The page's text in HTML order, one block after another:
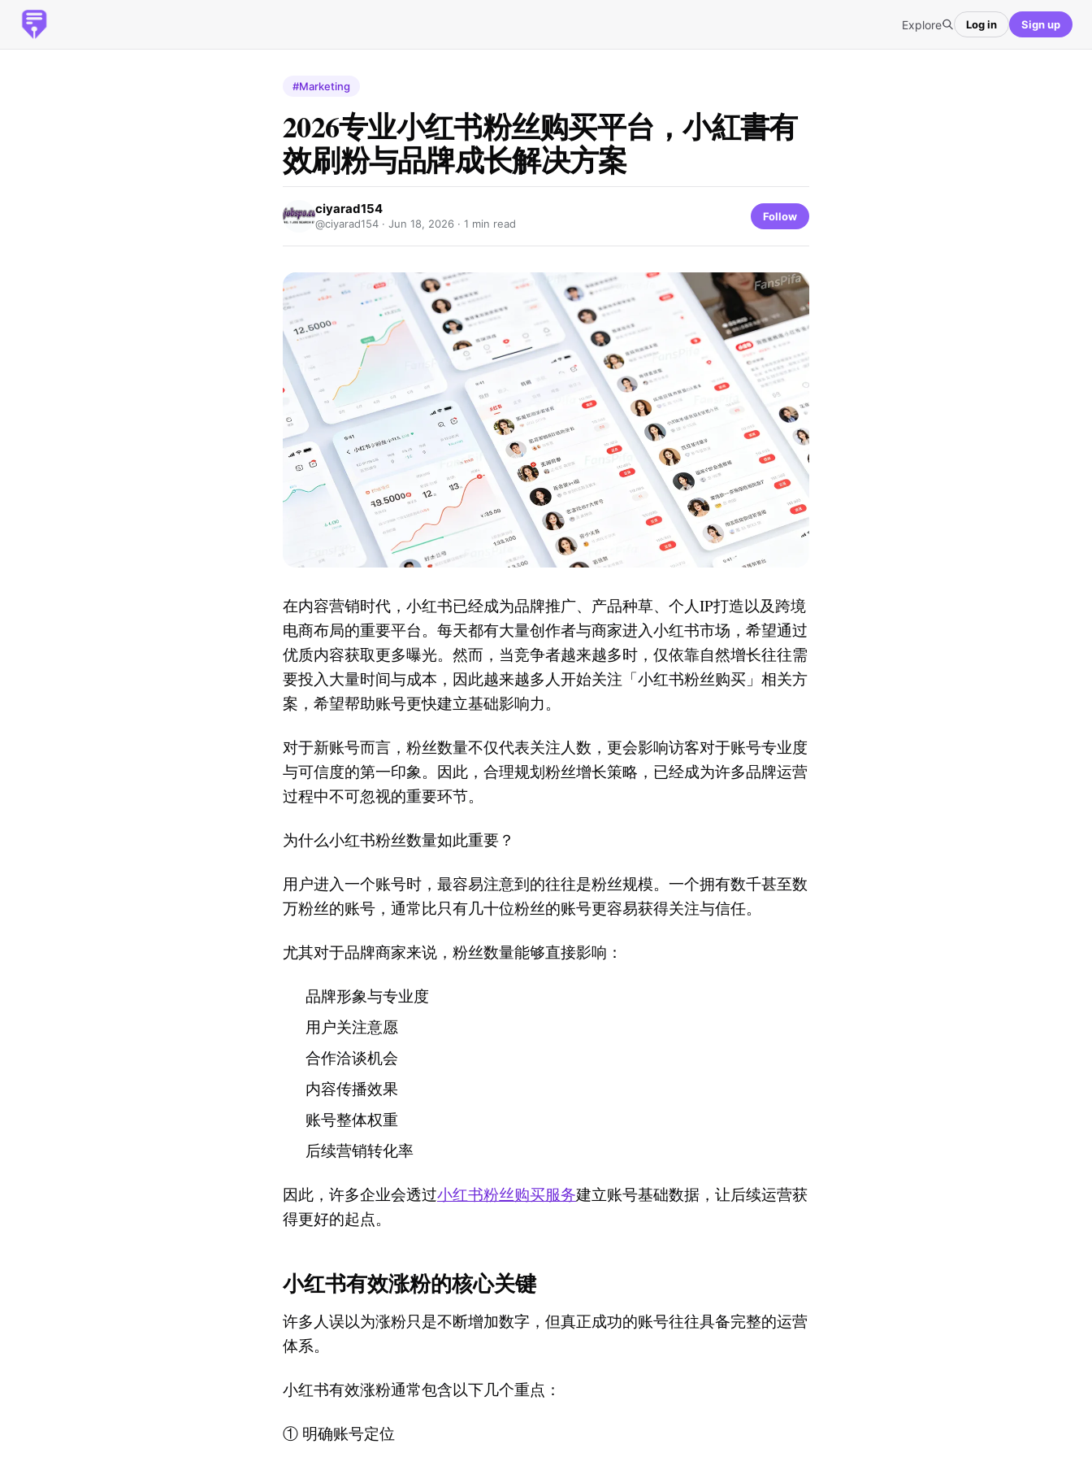
Explore Log in Sign up
#Marketing
2026专业小红书粉丝购买平台，小紅書有
效刷粉与品牌成长解决方案
ciyarad154
@ciyarad154 · Jun 18, 2026 · 1 min read
Follow
在内容营销时代，小红书已经成为品牌推广、产品种草、个人IP打造以及跨境
电商布局的重要平台。每天都有大量创作者与商家进入小红书市场，希望通过
优质内容获取更多曝光。然而，当竞争者越来越多时，仅依靠自然增长往往需
要投入大量时间与成本，因此越来越多人开始关注「小红书粉丝购买」相关方
案，希望帮助账号更快建立基础影响力。
对于新账号而言，粉丝数量不仅代表关注人数，更会影响访客对于账号专业度
与可信度的第一印象。因此，合理规划粉丝增长策略，已经成为许多品牌运营
过程中不可忽视的重要环节。
为什么小红书粉丝数量如此重要？
用户进入一个账号时，最容易注意到的往往是粉丝规模。一个拥有数千甚至数
万粉丝的账号，通常比只有几十位粉丝的账号更容易获得关注与信任。
尤其对于品牌商家来说，粉丝数量能够直接影响：
品牌形象与专业度
用户关注意愿
合作洽谈机会
内容传播效果
账号整体权重
后续营销转化率
因此，许多企业会透过小红书粉丝购买服务建立账号基础数据，让后续运营获
得更好的起点。
小红书有效涨粉的核心关键
许多人误以为涨粉只是不断增加数字，但真正成功的账号往往具备完整的运营
体系。
小红书有效涨粉通常包含以下几个重点：
① 明确账号定位